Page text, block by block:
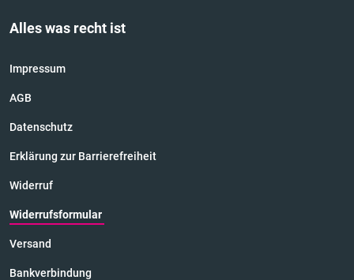
Alles was recht ist
Impressum
AGB
Datenschutz
Erklärung zur Barrierefreiheit
Widerruf
Widerrufsformular
Versand
Bankverbindung